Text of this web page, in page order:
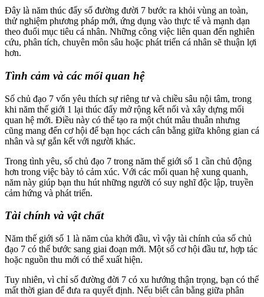
Đây là năm thúc đẩy số đường đười 7 bước ra khỏi vùng an toàn,
thử nghiệm phương pháp mới, ứng dụng vào thực tế và mạnh dạn
theo đuổi mục tiêu cá nhân. Những công việc liên quan đến nghiên
cứu, phân tích, chuyên môn sâu hoặc phát triển cá nhân sẽ thuận lợi
hơn.
Tình cảm và các mối quan hệ
Số chủ đạo 7 vốn yêu thích sự riêng tư và chiều sâu nội tâm, trong
khi năm thế giới 1 lại thúc đẩy mở rộng kết nối và xây dựng mối
quan hệ mới. Điều này có thể tạo ra một chút mâu thuẫn nhưng
cũng mang đến cơ hội để bạn học cách cân bằng giữa không gian cá
nhân và sự gắn kết với người khác.
Trong tình yêu, số chủ đạo 7 trong năm thế giới số 1 cần chủ động
hơn trong việc bày tỏ cảm xúc. Với các mối quan hệ xung quanh,
năm này giúp bạn thu hút những người có suy nghĩ độc lập, truyền
cảm hứng và phát triển.
Tài chính và vật chất
Năm thế giới số 1 là năm của khởi đầu, vì vậy tài chính của số chủ
đạo 7 có thể bước sang giai đoạn mới. Một số cơ hội đầu tư, hợp tác
hoặc nguồn thu mới có thể xuất hiện.
Tuy nhiên, vì chỉ số đường đời 7 có xu hướng thận trọng, bạn có thể
mất thời gian để đưa ra quyết định. Nếu biết cân bằng giữa phân